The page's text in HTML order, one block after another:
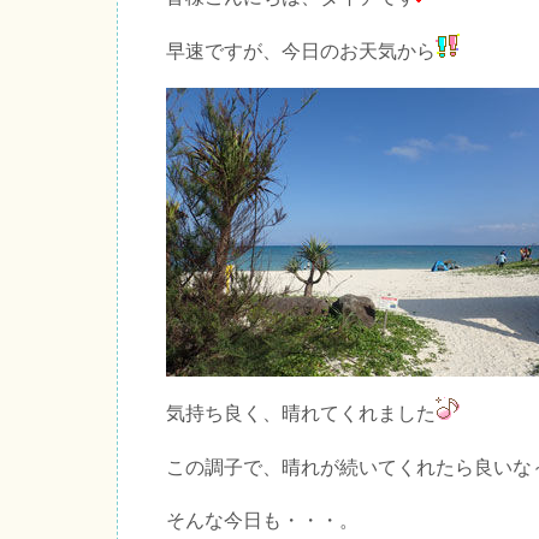
早速ですが、今日のお天気から
気持ち良く、晴れてくれました
この調子で、晴れが続いてくれたら良いな
そんな今日も・・・。